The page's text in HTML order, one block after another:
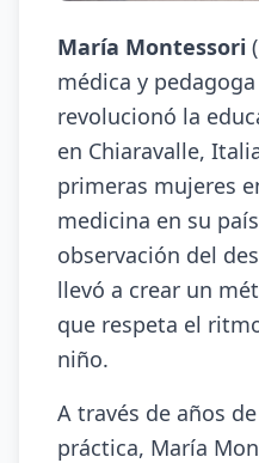
María Montessori
médica y
revolucionó la
en Chiaravalle,
primeras mujeres
medicina en su
observación del
llevó a crear un
que respeta el
niño.
A través de años
práctica, María